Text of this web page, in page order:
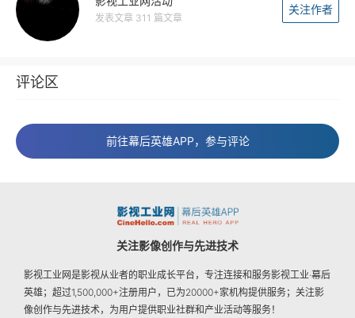
发表文章 311 篇文章
关注作者
评论区
前往幕后英雄APP，参与评论
关注影像创作与先进技术
影视工业网是影视从业者的职业成长平台，专注连接和服务影视工业·幕后
英雄；超过1,500,000+注册用户，已为20000+家机构提供服务；关注影
像创作与先进技术，为用户提供职业社群和产业活动等服务！